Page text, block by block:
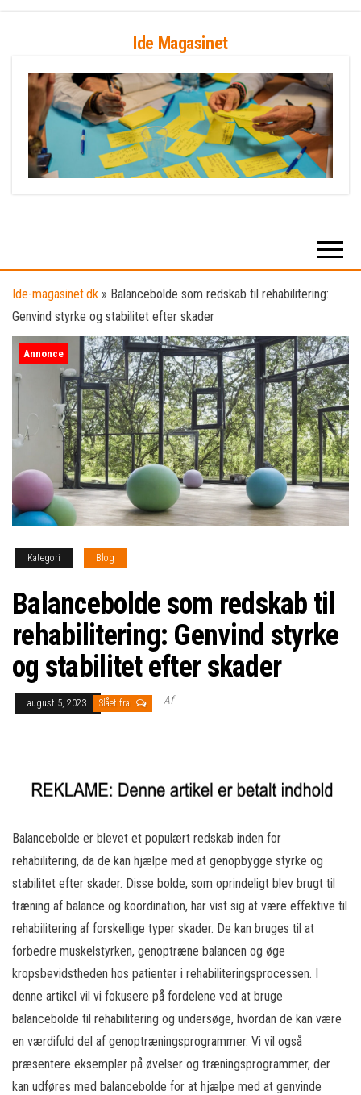
content
Ide Magasinet
Ide-magasinet.dk » Balancebolde som redskab til rehabilitering:
Genvind styrke og stabilitet efter skader
Annonce
Kategori Blog
Balancebolde som redskab til
rehabilitering: Genvind styrke
og stabilitet efter skader
august 5, 2023 Slået fra Af
Balancebolde er blevet et populært redskab inden for
rehabilitering, da de kan hjælpe med at genopbygge styrke og
stabilitet efter skader. Disse bolde, som oprindeligt blev brugt til
træning af balance og koordination, har vist sig at være effektive til
rehabilitering af forskellige typer skader. De kan bruges til at
forbedre muskelstyrken, genoptræne balancen og øge
kropsbevidstheden hos patienter i rehabiliteringsprocessen. I
denne artikel vil vi fokusere på fordelene ved at bruge
balancebolde til rehabilitering og undersøge, hvordan de kan være
en værdifuld del af genoptræningsprogrammer. Vi vil også
præsentere eksempler på øvelser og træningsprogrammer, der
kan udføres med balancebolde for at hjælpe med at genvinde